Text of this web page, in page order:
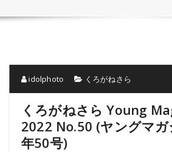
idolphoto くろがねさら
くろがねさら Young
2022 No.50 (ヤングマ
年50号)